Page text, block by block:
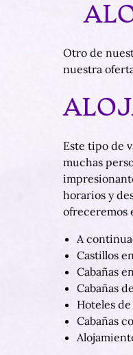
Otro de
nuestra
Este tipo de
muchas
horarios y
ofreceremos
A
Castillos
Cabañas
Cabañas
Hoteles
Cabañas